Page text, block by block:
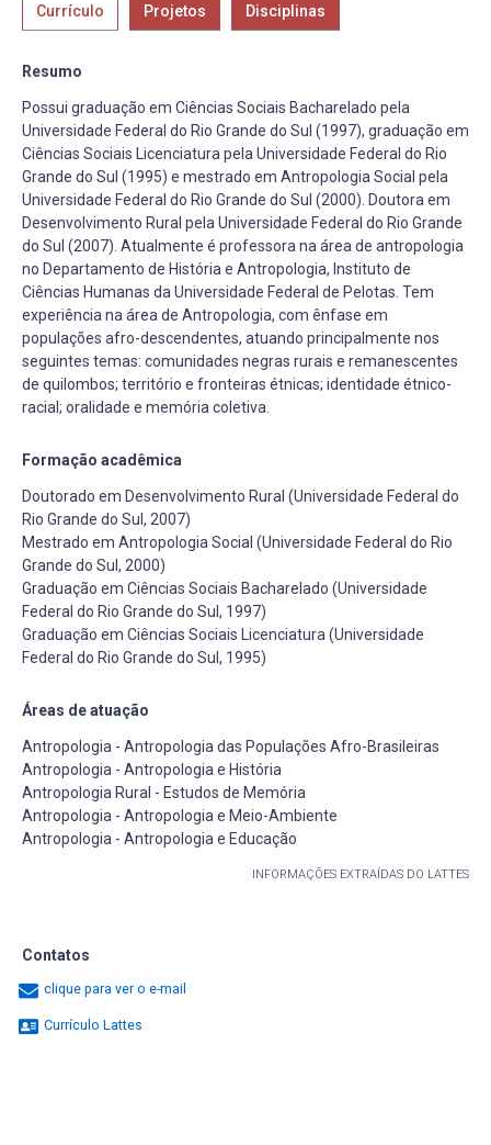
Currículo Projetos Disciplinas
Resumo
Possui graduação em Ciências Sociais Bacharelado pela
Universidade Federal do Rio Grande do Sul (1997), graduação em
Ciências Sociais Licenciatura pela Universidade Federal do Rio
Grande do Sul (1995) e mestrado em Antropologia Social pela
Universidade Federal do Rio Grande do Sul (2000). Doutora em
Desenvolvimento Rural pela Universidade Federal do Rio Grande
do Sul (2007). Atualmente é professora na área de antropologia
no Departamento de História e Antropologia, Instituto de
Ciências Humanas da Universidade Federal de Pelotas. Tem
experiência na área de Antropologia, com ênfase em
populações afro-descendentes, atuando principalmente nos
seguintes temas: comunidades negras rurais e remanescentes
de quilombos; território e fronteiras étnicas; identidade étnico-
racial; oralidade e memória coletiva.
Formação acadêmica
Doutorado em Desenvolvimento Rural (Universidade Federal do
Rio Grande do Sul, 2007)
Mestrado em Antropologia Social (Universidade Federal do Rio
Grande do Sul, 2000)
Graduação em Ciências Sociais Bacharelado (Universidade
Federal do Rio Grande do Sul, 1997)
Graduação em Ciências Sociais Licenciatura (Universidade
Federal do Rio Grande do Sul, 1995)
Áreas de atuação
Antropologia - Antropologia das Populações Afro-Brasileiras
Antropologia - Antropologia e História
Antropologia Rural - Estudos de Memória
Antropologia - Antropologia e Meio-Ambiente
Antropologia - Antropologia e Educação
INFORMAÇÕES EXTRAÍDAS DO LATTES
Contatos
clique para ver o e-mail
Currículo Lattes